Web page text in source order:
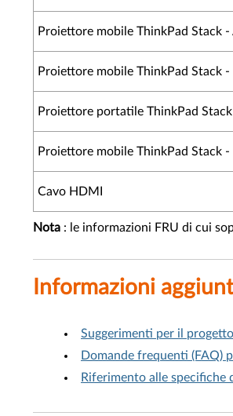
Proiettore mobile ThinkPad Stack -
Proiettore mobile ThinkPad Stack
Proiettore portatile ThinkPad
Proiettore mobile ThinkPad Stack
Cavo HDMI
Nota : le informazioni FRU di cui
Informazioni
Suggerimenti per il
Domande frequenti (FAQ)
Riferimento alle specifiche